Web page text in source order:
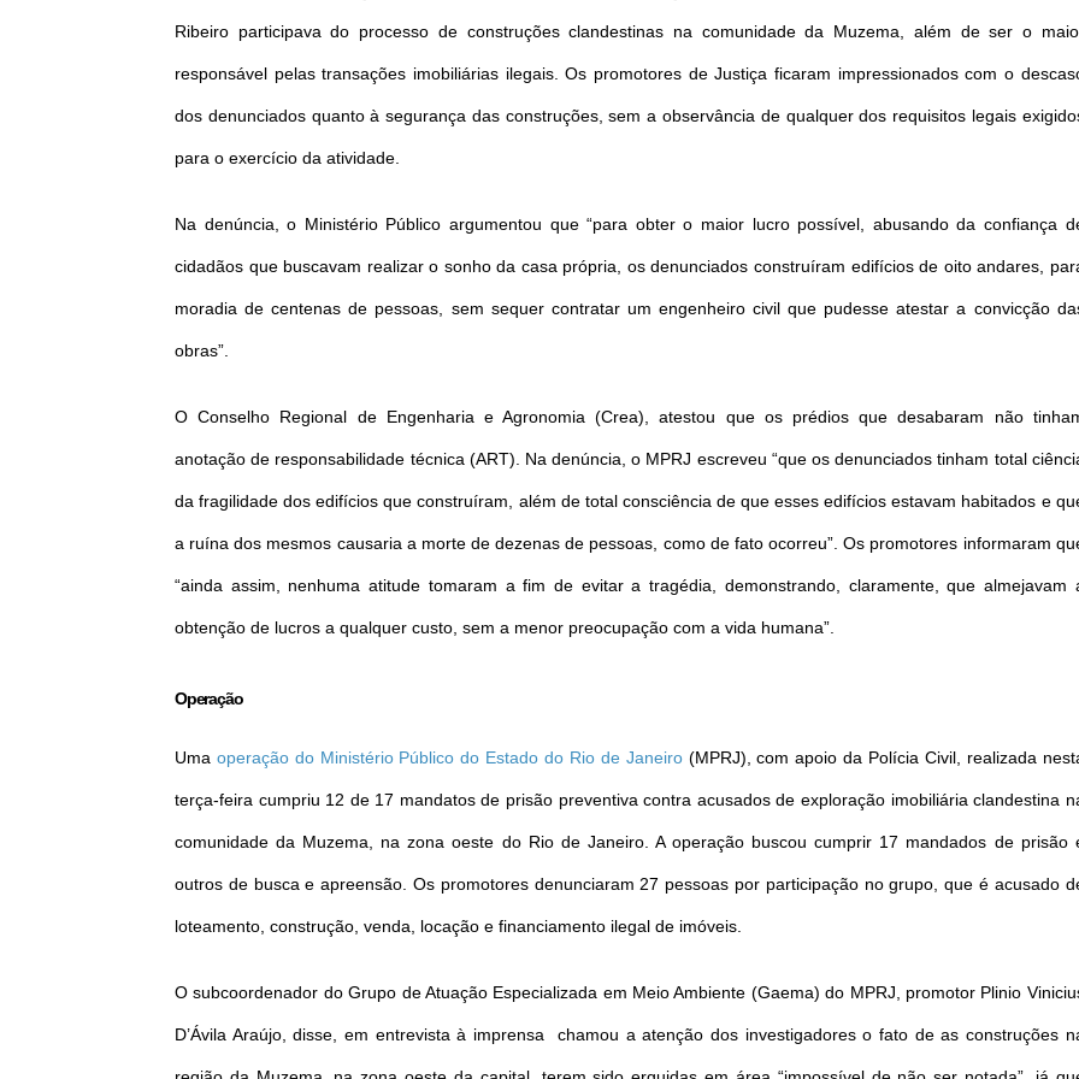
Ribeiro participava do processo de construções clandestinas na comunidade da Muzema, além de ser o
responsável pelas transações imobiliárias ilegais. Os promotores de Justiça ficaram impressionados com o
dos denunciados quanto à segurança das construções, sem a observância de qualquer dos requisitos legais
para o exercício da atividade.
Na denúncia, o Ministério Público argumentou que “para obter o maior lucro possível, abusando da confiança
cidadãos que buscavam realizar o sonho da casa própria, os denunciados construíram edifícios de oito andares,
moradia de centenas de pessoas, sem sequer contratar um engenheiro civil que pudesse atestar a convicção
obras”.
O Conselho Regional de Engenharia e Agronomia (Crea), atestou que os prédios que desabaram não
anotação de responsabilidade técnica (ART). Na denúncia, o MPRJ escreveu “que os denunciados tinham total
da fragilidade dos edifícios que construíram, além de total consciência de que esses edifícios estavam habitados e
a ruína dos mesmos causaria a morte de dezenas de pessoas, como de fato ocorreu”. Os promotores informaram
“ainda assim, nenhuma atitude tomaram a fim de evitar a tragédia, demonstrando, claramente, que almejavam
obtenção de lucros a qualquer custo, sem a menor preocupação com a vida humana”.
Operação
Uma operação do Ministério Público do Estado do Rio de Janeiro(MPRJ), com apoio da Polícia Civil, realizada
terça-feira cumpriu 12 de 17 mandatos de prisão preventiva contra acusados de exploração imobiliária clandestina
comunidade da Muzema, na zona oeste do Rio de Janeiro. A operação buscou cumprir 17 mandados de prisão
outros de busca e apreensão. Os promotores denunciaram 27 pessoas por participação no grupo, que é acusado
loteamento, construção, venda, locação e financiamento ilegal de imóveis.
O subcoordenador do Grupo de Atuação Especializada em Meio Ambiente (Gaema) do MPRJ, promotor Plinio
D’Ávila Araújo, disse, em entrevista à imprensa chamou a atenção dos investigadores o fato de as construções